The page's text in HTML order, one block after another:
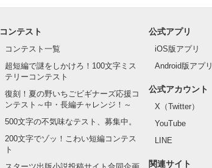
コンテスト
コンテスト一覧
超短編で謎をしかけろ！100文字ミス
テリーコンテスト
復刻！夏の野いちごビギナーズ応援コ
ンテスト～中・長編チャレンジ！～
500文字の不気味なテスト、募集中。
200文字でゾッ！こわい短編コンテス
ト
公式アプリ
iOS版アプリ
Android版アプリ
公式アカウント
X（Twitter）
YouTube
LINE
関連サイト